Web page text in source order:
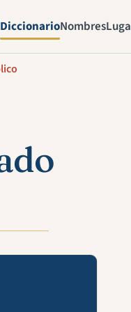
DiccionarioNombres
en